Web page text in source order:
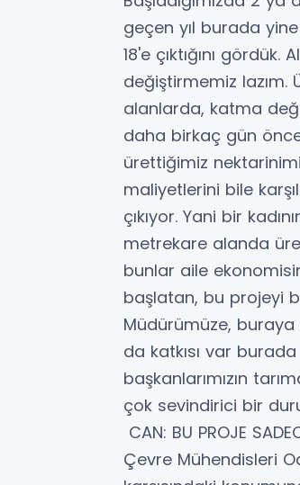
geçen yıl burada yine
18'e çıktığını
değiştirmemiz lazım.
alanlarda, katma
daha birkaç gün
ürettiğimiz
maliyetlerini bile
çıkıyor. Yani bir
metrekare alanda
bunlar aile
başlatan, bu projeyi
Müdürümüze, buraya
da katkısı var
başkanlarımızın
çok sevindirici bir
CAN: BU PROJE
Çevre Mühendisleri